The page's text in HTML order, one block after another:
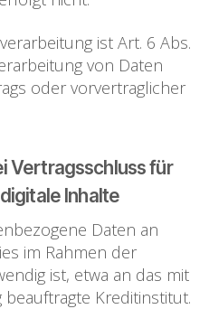
ist Art. 6 Abs.
von Daten
oder vorvertraglicher
Vertragsschluss für
Inhalte
Daten an
im Rahmen der
ist, etwa an das mit
Kreditinstitut.